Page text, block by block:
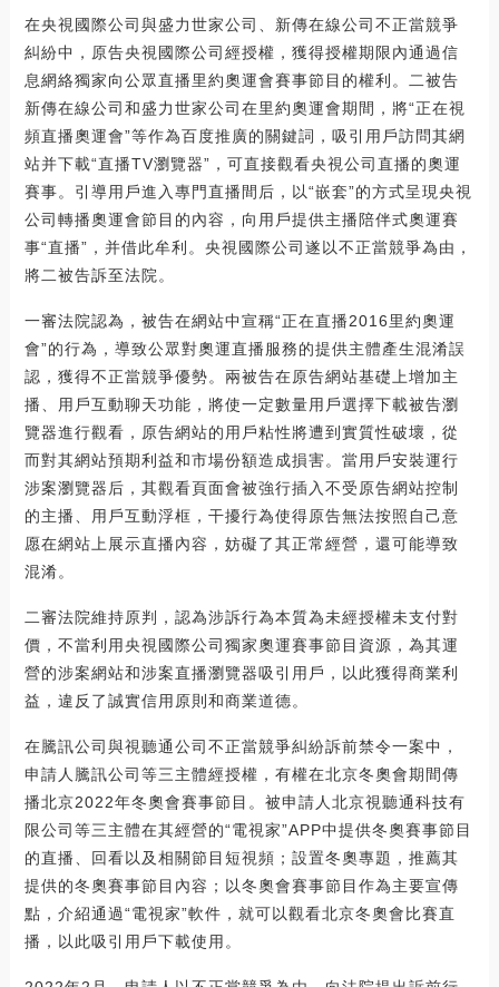
在央視國際公司與盛力世家公司、新傳在線公司不正當競爭
糾紛中，原告央視國際公司經授權，獲得授權期限內通過信
息網絡獨家向公眾直播里約奧運會賽事節目的權利。二被告
新傳在線公司和盛力世家公司在里約奧運會期間，將“正在視
頻直播奧運會”等作為百度推廣的關鍵詞，吸引用戶訪問其網
站并下載“直播TV瀏覽器”，可直接觀看央視公司直播的奧運
賽事。引導用戶進入專門直播間后，以“嵌套”的方式呈現央視
公司轉播奧運會節目的內容，向用戶提供主播陪伴式奧運賽
事“直播”，并借此牟利。央視國際公司遂以不正當競爭為由，
將二被告訴至法院。
一審法院認為，被告在網站中宣稱“正在直播2016里約奧運
會”的行為，導致公眾對奧運直播服務的提供主體產生混淆誤
認，獲得不正當競爭優勢。兩被告在原告網站基礎上增加主
播、用戶互動聊天功能，將使一定數量用戶選擇下載被告瀏
覽器進行觀看，原告網站的用戶粘性將遭到實質性破壞，從
而對其網站預期利益和市場份額造成損害。當用戶安裝運行
涉案瀏覽器后，其觀看頁面會被強行插入不受原告網站控制
的主播、用戶互動浮框，干擾行為使得原告無法按照自己意
愿在網站上展示直播內容，妨礙了其正常經營，還可能導致
混淆。
二審法院維持原判，認為涉訴行為本質為未經授權未支付對
價，不當利用央視國際公司獨家奧運賽事節目資源，為其運
營的涉案網站和涉案直播瀏覽器吸引用戶，以此獲得商業利
益，違反了誠實信用原則和商業道德。
在騰訊公司與視聽通公司不正當競爭糾紛訴前禁令一案中，
申請人騰訊公司等三主體經授權，有權在北京冬奧會期間傳
播北京2022年冬奧會賽事節目。被申請人北京視聽通科技有
限公司等三主體在其經營的“電視家”APP中提供冬奧賽事節目
的直播、回看以及相關節目短視頻；設置冬奧專題，推薦其
提供的冬奧賽事節目內容；以冬奧會賽事節目作為主要宣傳
點，介紹通過“電視家”軟件，就可以觀看北京冬奧會比賽直
播，以此吸引用戶下載使用。